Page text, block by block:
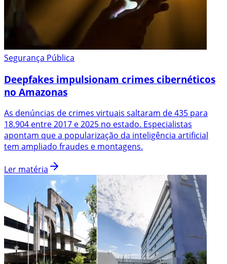
Segurança Pública
Deepfakes impulsionam crimes cibernéticos
no Amazonas
As denúncias de crimes virtuais saltaram de 435 para
18.904 entre 2017 e 2025 no estado. Especialistas
apontam que a popularização da inteligência artificial
tem ampliado fraudes e montagens.
Ler matéria